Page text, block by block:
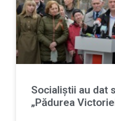
Socialiștii au dat
„Pădurea